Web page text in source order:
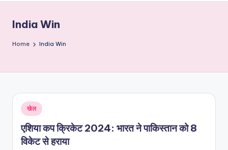
ताज़ा
समाचार
–
और
विश्व
India Win
Home India Win
Posted
in
खेल
एशिया कप क्रिकेट 2024: भारत ने पाकिस्तान को 8
विकेट से हराया